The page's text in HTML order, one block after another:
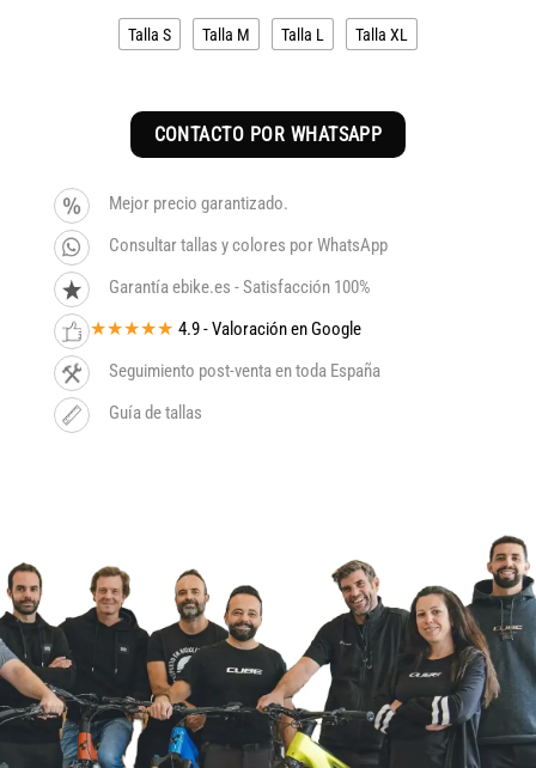
Talla S Talla M Talla L Talla XL
CONTACTO POR WHATSAPP
Mejor precio garantizado.
Consultar tallas y colores por WhatsApp
Garantía ebike.es - Satisfacción 100%
★★★★★ 4.9 - Valoración en Google
Seguimiento post-venta en toda España
Guía de tallas